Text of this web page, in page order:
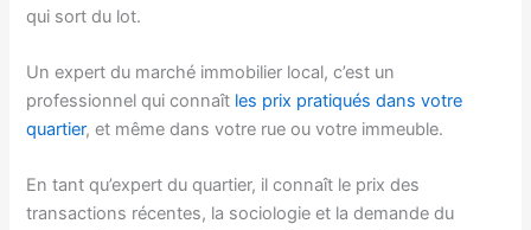
qui sort du lot.
Un expert du marché immobilier local, c’est un
professionnel qui connaît les prix pratiqués dans votre
quartier, et même dans votre rue ou votre immeuble.
En tant qu’expert du quartier, il connaît le prix des
transactions récentes, la sociologie et la demande du